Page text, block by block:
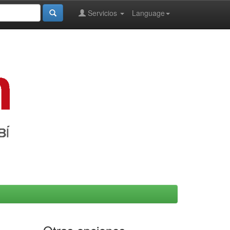
Language
Servicios